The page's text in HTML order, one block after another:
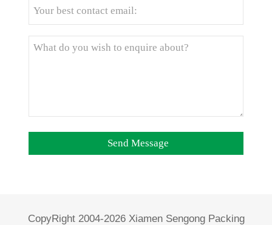
CopyRight 2004-2026 Xiamen Sengong Packing